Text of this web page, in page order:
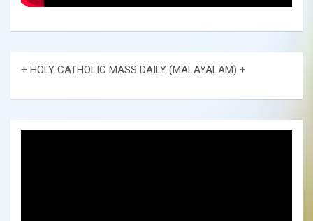
+ HOLY CATHOLIC MASS DAILY (MALAYALAM) +